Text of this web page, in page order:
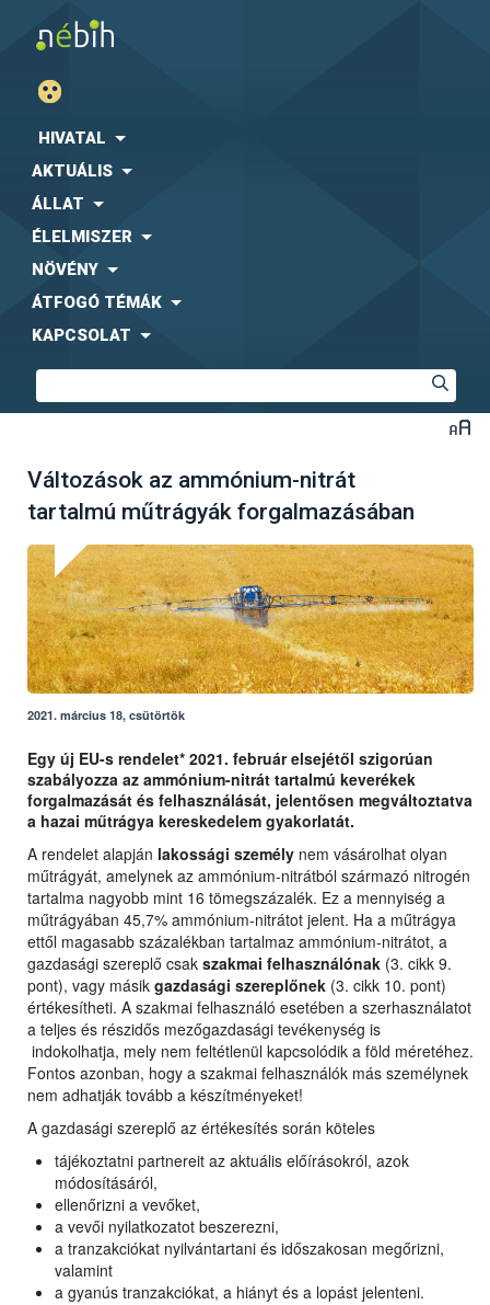
HIVATAL
AKTUÁLIS
ÁLLAT
ÉLELMISZER
NÖVÉNY
ÁTFOGÓ TÉMÁK
KAPCSOLAT
Változások az ammónium-nitrát
tartalmú műtrágyák forgalmazásában
2021. március 18, csütörtök
Egy új EU-s rendelet* 2021. február elsejétől szigorúan
szabályozza az ammónium-nitrát tartalmú keverékek
forgalmazását és felhasználását, jelentősen megváltoztatva
a hazai műtrágya kereskedelem gyakorlatát.
A rendelet alapján lakossági személy nem vásárolhat olyan
műtrágyát, amelynek az ammónium-nitrátból származó nitrogén
tartalma nagyobb mint 16 tömegszázalék. Ez a mennyiség a
műtrágyában 45,7% ammónium-nitrátot jelent. Ha a műtrágya
ettől magasabb százalékban tartalmaz ammónium-nitrátot, a
gazdasági szereplő csak szakmai felhasználónak (3. cikk 9.
pont), vagy másik gazdasági szereplőnek (3. cikk 10. pont)
értékesítheti. A szakmai felhasználó esetében a szerhasználatot
a teljes és részidős mezőgazdasági tevékenység is
indokolhatja, mely nem feltétlenül kapcsolódik a föld méretéhez.
Fontos azonban, hogy a szakmai felhasználók más személynek
nem adhatják tovább a készítményeket!
A gazdasági szereplő az értékesítés során köteles
tájékoztatni partnereit az aktuális előírásokról, azok
módosításáról,
ellenőrizni a vevőket,
a vevői nyilatkozatot beszerezni,
a tranzakciókat nyilvántartani és időszakosan megőrizni,
valamint
a gyanús tranzakciókat, a hiányt és a lopást jelenteni.